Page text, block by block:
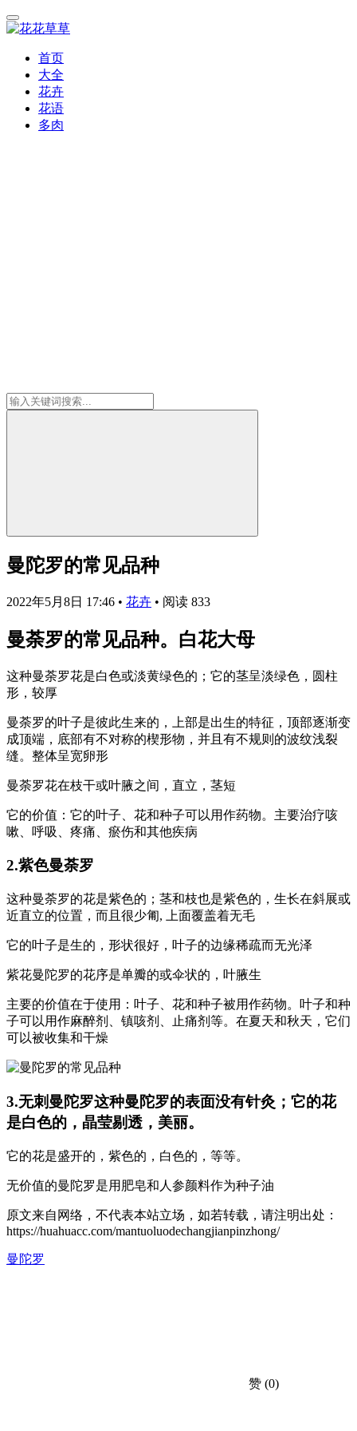
首页
大全
花卉
花语
多肉
曼陀罗的常见品种
2022年5月8日 17:46 • 花卉 • 阅读 833
曼荼罗的常见品种。白花大母
这种曼荼罗花是白色或淡黄绿色的；它的茎呈淡绿色，圆柱
形，较厚
曼荼罗的叶子是彼此生来的，上部是出生的特征，顶部逐渐变
成顶端，底部有不对称的楔形物，并且有不规则的波纹浅裂
缝。整体呈宽卵形
曼荼罗花在枝干或叶腋之间，直立，茎短
它的价值：它的叶子、花和种子可以用作药物。主要治疗咳
嗽、呼吸、疼痛、瘀伤和其他疾病
2.紫色曼荼罗
这种曼荼罗的花是紫色的；茎和枝也是紫色的，生长在斜展或
近直立的位置，而且很少匍, 上面覆盖着无毛
它的叶子是生的，形状很好，叶子的边缘稀疏而无光泽
紫花曼陀罗的花序是单瓣的或伞状的，叶腋生
主要的价值在于使用：叶子、花和种子被用作药物。叶子和种
子可以用作麻醉剂、镇咳剂、止痛剂等。在夏天和秋天，它们
可以被收集和干燥
3.无刺曼陀罗这种曼陀罗的表面没有针灸；它的花
是白色的，晶莹剔透，美丽。
它的花是盛开的，紫色的，白色的，等等。
无价值的曼陀罗是用肥皂和人参颜料作为种子油
原文来自网络，不代表本站立场，如若转载，请注明出处：
https://huahuacc.com/mantuoluodechangjianpinzhong/
曼陀罗
赞 (0)